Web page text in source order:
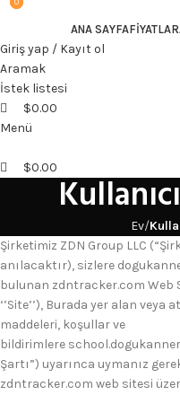
ANA SAYFAFIYATLAR
Giriş yap / Kayıt ol
Aramak
İstek listesi
0
$0.00
Menü
0
$0.00
Ev
Şirketimiz ZDN Group LLC
anılacaktır), sizlere
bulunan zdntracker.com Web
‘’Site’’), Burada yer alan
maddeleri, koşullar ve
bildirimlere
Şartı”) uyarınca uymanız
zdntracker.com web sitesi